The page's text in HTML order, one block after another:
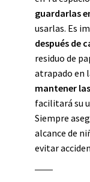
guardarlas
usarlas. Es
después de
residuo de
atrapado en
mantener
facilitará su
Siempre
alcance de
evitar